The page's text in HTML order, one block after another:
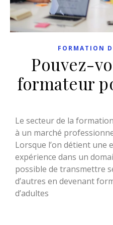
FORMATION
Pouvez-
formateur
Le secteur de la
à un marché
Lorsque l’on détient une
expérience dans un
possible de transmettre
d’autres en devenant
d’adultes